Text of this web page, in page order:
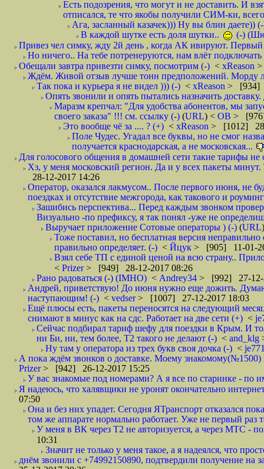
Есть подозрения, что могут и не доставить. И
отписался, те что якобы получили СИМ-ки,
Ага, засланный казачек))) Ну вы блин даете))
В каждой шутке есть доля шутки..
(-)
Привез чел симку, жду 2й день , когда АК ивируют. Первый
Но ничего.. На тебе потренеруются, нам влёт подключать
Обещали завтра привезти симку, посмотрим (-) < xReason
Ждём. Живой отзыв лучше тонн предположений. Морду
Так пока и курьера я не видел ))) (-) < xReason > [934]
Опять звонили и опять пытались назначить
Маразм крепчал: "Для удобства абонентов, мы
своего заказа" !!! см. ссылку (-) (URL) < ОВ >
Это вообще чё за .... ? (+) < xReason > [1012]
Поле Чудес. Угадал все буквы, но не смог
получается краснодарская, а не московская...
Для голосового общения в домашней сети такие тарифы не
Хз, у меня московский регион. Да и у всех пакеты
28-12-2017 14:26
Оператор, оказался лакмусом.. После первого июня, не
поездках и отсутствие межгорода, как такового и
Зашибись перспектива... Перед каждым звонком
Визуально -по префиксу, я так понял -уже не
Выручает приложение Сотовые операторы ) (-) (URL
Тоже поставил, но бесплатная версия
правильно определяет. (-) < Йцук > [905] 11-01-
Взял себе ТП с единой ценой на всю страну..
< Prizer> [949] 28-12-2017 08:26
Рано радоваться (-) (IMHO) < Andrey34 > [992] 27-12-
Андрей, приветствую! До июня нужно еще дожить.
наступающим! (-) < vedser> [1007] 27-12-2017 18:03
Ещё плюсы есть, пакеты переносятся на следующий
снимают в минус как на сдс. Работает на две сети (+) <
Сейчас подбирал тариф шефу для поездки в Крым. И
ни Би, ни, тем более, Т2 такого не делают (-) < and_klg
Ну там у оператора из трех букв своя дочка (-) <
А пока ждём звонков о доставке. Моему знакомому(№1500)
Prizer> [942] 26-12-2017 15:25
У вас знакомые под номерами? А я все по старинке - по
Я надеюсь, что халявщики не уронят окончательно
07:50
Она и без них упадет. Сегодня ЯТранспорт отказался
том же аппарате нормально работает. Уже не первый раз
У меня в ВК через Т2 не авторизуется, а через МТС -
10:31
Значит не только у меня такое, а я надеялся, что
днём звонили с +74992150890, подтвердили получение на